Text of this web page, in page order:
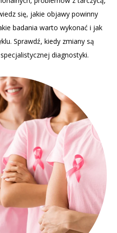
się, jakie objawy powinny
badania warto wykonać i jak
Sprawdź, kiedy zmiany są
diagnostyki.